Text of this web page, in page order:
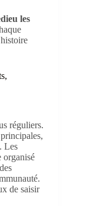
les
réguliers.
Les
organisé
de saisir